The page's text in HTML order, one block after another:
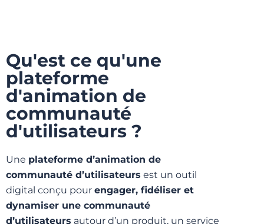
Qu'est ce qu'une
plateforme
d'animation de
communauté
d'utilisateurs ?
Une plateforme d’animation de
communauté d’utilisateurs est un outil
digital conçu pour engager, fidéliser et
dynamiser une communauté
d’utilisateurs autour d’un produit, un service